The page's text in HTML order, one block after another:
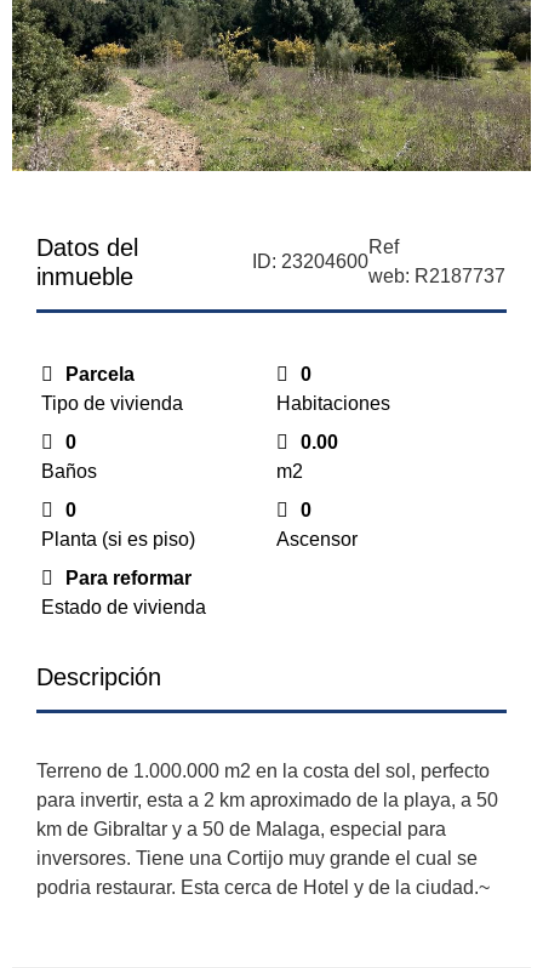
Datos del
inmueble
ID: 23204600
Ref
web: R2187737
Parcela
Tipo de vivienda
0
Habitaciones
0
Baños
0.00
m2
0
Planta (si es piso)
0
Ascensor
Para reformar
Estado de vivienda
Descripción
Terreno de 1.000.000 m2 en la costa del sol, perfecto
para invertir, esta a 2 km aproximado de la playa, a 50
km de Gibraltar y a 50 de Malaga, especial para
inversores. Tiene una Cortijo muy grande el cual se
podria restaurar. Esta cerca de Hotel y de la ciudad.~